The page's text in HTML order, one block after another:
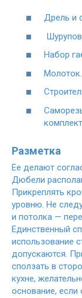
Дрель и
Набор
Молоток.
комплект.
Разметка
Ее делают
Дюбели
Прикреплять
уровню. Не
и потолка —
Единственный
использование
допускаются.
сползать в
кухне,
основание, если